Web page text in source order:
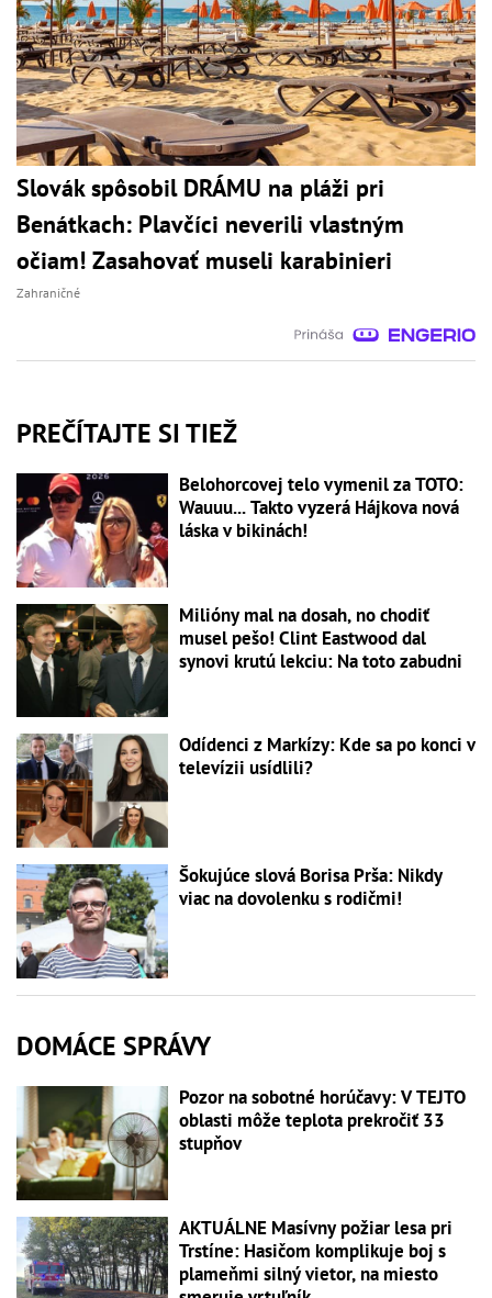
Slovák spôsobil DRÁMU na pláži pri
Benátkach: Plavčíci neverili vlastným
očiam! Zasahovať museli karabinieri
Zahraničné
PREČÍTAJTE SI TIEŽ
Belohorcovej telo vymenil za TOTO:
Wauuu... Takto vyzerá Hájkova nová
láska v bikinách!
Milióny mal na dosah, no chodiť
musel pešo! Clint Eastwood dal
synovi krutú lekciu: Na toto zabudni
Odídenci z Markízy: Kde sa po konci v
televízii usídlili?
Šokujúce slová Borisa Prša: Nikdy
viac na dovolenku s rodičmi!
DOMÁCE SPRÁVY
Pozor na sobotné horúčavy: V TEJTO
oblasti môže teplota prekročiť 33
stupňov
AKTUÁLNE Masívny požiar lesa pri
Trstíne: Hasičom komplikuje boj s
plameňmi silný vietor, na miesto